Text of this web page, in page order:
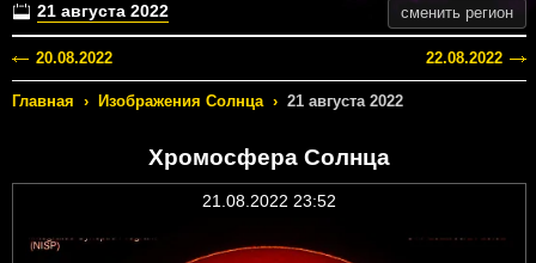
21 августа 2022 сменить регион
20.08.2022 22.08.2022
Главная › Изображения Солнца › 21 августа 2022
Хромосфера Солнца
21.08.2022 23:52